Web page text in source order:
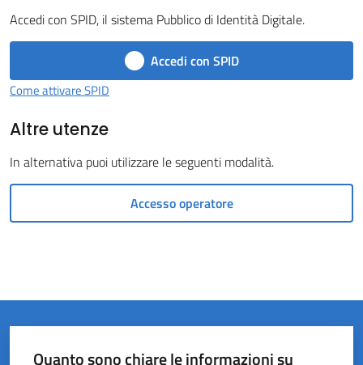
Castel
del
Servizi
line
argomenti
Accedi con SPID, il sistema Pubblico di Identità Digitale.
Accedi con SPID
Come attivare SPID
Altre utenze
In alternativa puoi utilizzare le seguenti modalità.
Accesso operatore
Quanto sono chiare le informazioni su